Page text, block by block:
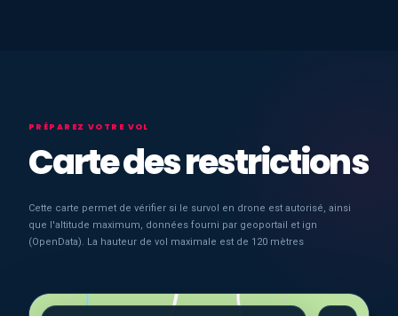
PRÉPAREZ VOTRE VOL
Carte des restrictions
Cette carte permet de vérifier si le survol en drone est autorisé, ainsi
que l'altitude maximum, données fourni par geoportail et ign
(OpenData). La hauteur de vol maximale est de 120 mètres